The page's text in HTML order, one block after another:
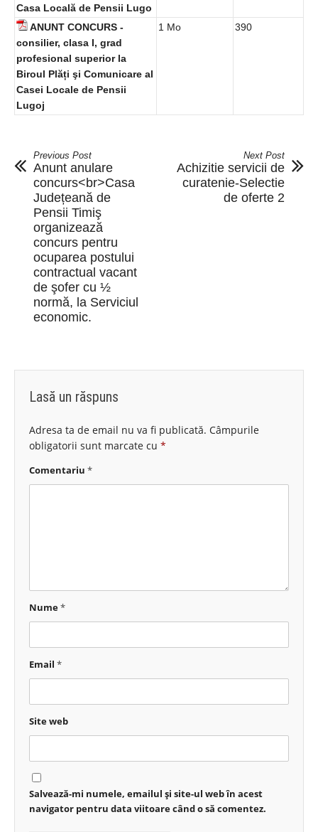
Casa Locală de Pensii Lugo
ANUNT CONCURS -
consilier, clasa I, grad
profesional superior la
Biroul Plăți şi Comunicare al
Casei Locale de Pensii
Lugoj
1 Mo 390
Previous Post
Anunt anulare
concurs<br>Casa
Județeană de
Pensii Timiş
organizează
concurs pentru
ocuparea postului
contractual vacant
de şofer cu ½
normă, la Serviciul
economic.
Next Post
Achizitie servicii de
curatenie-Selectie
de oferte 2
Lasă un răspuns
Adresa ta de email nu va fi publicată. Câmpurile
obligatorii sunt marcate cu *
Comentariu *
Nume*
Email *
Site web
Salvează-mi numele, emailul și site-ul web în acest
navigator pentru data viitoare când o să comentez.